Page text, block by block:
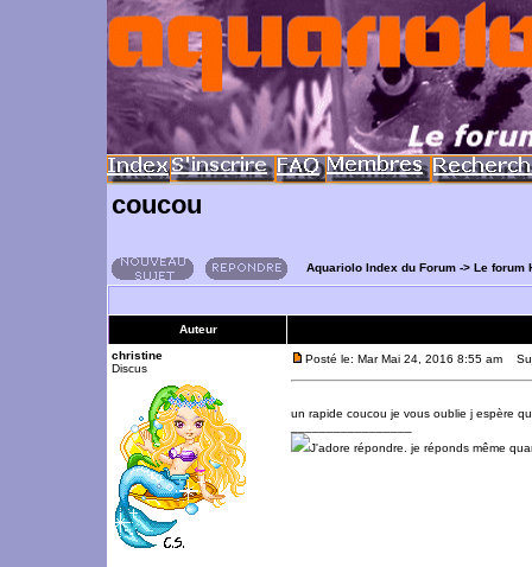
coucou
Aquariolo Index du Forum -> Le forum
Auteur
christine
Discus
Posté le: Mar Mai 24, 2016 8:55 am
un rapide coucou je vous oublie j espère
J'adore répondre. je réponds même